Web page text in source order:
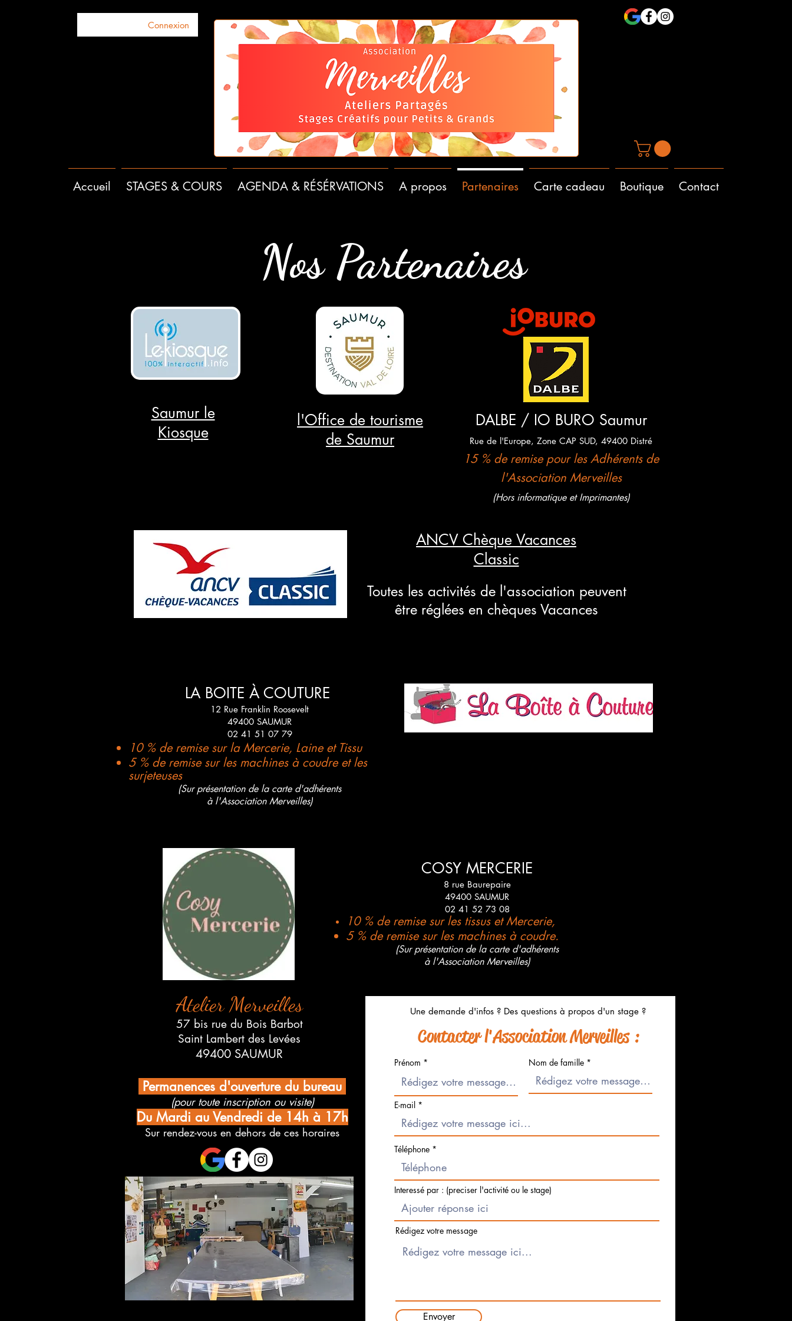
Connexion
Accueil STAGES & COURS AGENDA & RÉSÉRVATIONS A propos Partenaires Carte cadeau Boutique Contact
Nos Partenaires
Saumur le
Kiosque
l'Office de tourisme
de Saumur
DALBE / IO BURO Saumur
Rue de l'Europe, Zone CAP SUD, 49400 Distré
15 % de remise pour les Adhérents de
l'Association Merveilles
(Hors informatique et Imprimantes)
ANCV Chèque Vacances
Classic
Toutes les activités de l'association peuvent
être réglées en chèques Vacances
LA BOITE À COUTURE
12 Rue Franklin Roosevelt
49400 SAUMUR
02 41 51 07 79
10 % de remise sur la Mercerie, Laine et Tissu
5 % de remise sur les machines à coudre et les
surjeteuses
(Sur présentation de la carte d'adhérents
à l'Association Merveilles)
COSY MERCERIE
8 rue Baurepaire
49400 SAUMUR
02 41 52 73 08
10 % de remise sur les tissus et Mercerie,
5 % de remise sur les machines à coudre.
(Sur présentation de la carte d'adhérents
à l'Association Merveilles)
Atelier Merveilles
57 bis rue du Bois Barbot
Saint Lambert des Levées
49400 SAUMUR
Permanences d'ouverture du bureau
(pour toute inscription ou visite)
Du Mardi au Vendredi de 14h à 17h
Sur rendez-vous en dehors de ces horaires
Une demande d'infos ? Des questions à propos d'un stage ?
Contacter l'Association Merveilles :
Prénom Nom de famille
E-mail
Téléphone
Interessé par : (preciser l'activité ou le stage)
Rédigez votre message
Envoyer